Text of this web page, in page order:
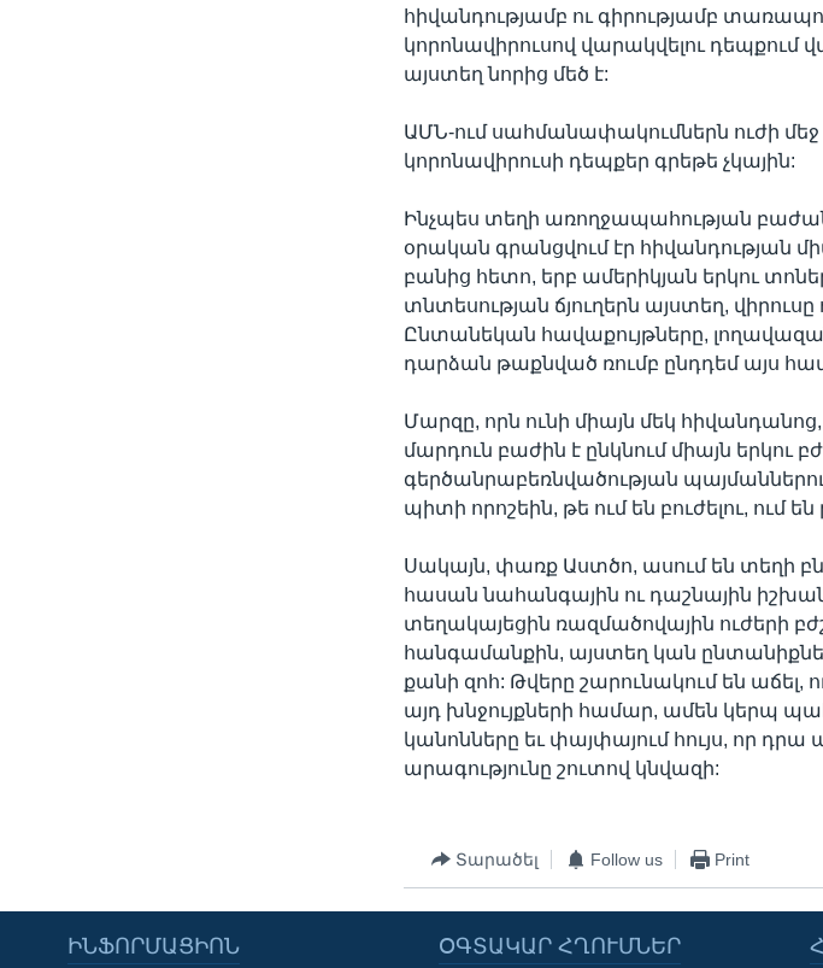
հիվանդությամբ ու գիրությամբ
կորոնավիրուսով վարակվելու
այստեղ նորից մեծ է:
ԱՄՆ-ում սահմանափակումներն ուժի մեջ
կորոնավիրուսի դեպքեր գրեթե չկային:
Ինչպես տեղի առողջապահության
օրական գրանցվում էր հիվանդության
բանից հետո, երբ ամերիկյան երկու
տնտեսության ճյուղերն այստեղ,
Ընտանեկան հավաքույթները,
դարձան թաքնված ռումբ ընդդեմ այս
Մարզը, որն ունի միայն մեկ
մարդուն բաժին է ընկնում միայն երկու
գերծանրաբեռնվածության
պիտի որոշեին, թե ում են բուժելու, ում են
Սակայն, փառք Աստծո, ասում են տեղի
հասան նահանգային ու դաշնային
տեղակայեցին ռազմածովային ուժերի
հանգամանքին, այստեղ կան
քանի զոհ: Թվերը շարունակում են աճել,
այդ խնջույքների համար, ամեն կերպ
կանոնները եւ փայփայում հույս, որ
արագությունը շուտով կնվազի:
Տարածել Follow us Print
ԻՆՖՈՐՄԱՑԻՈՆ ՕԳՏԱԿԱՐ ՀՂՈՒՄՆԵՐ